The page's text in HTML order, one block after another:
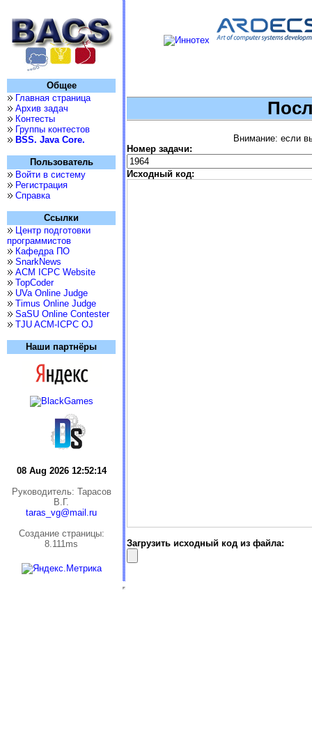
Общее
Главная страница
Архив задач
Контесты
Группы контестов
BSS. Java Core.
Пользователь
Войти в систему
Регистрация
Справка
Ссылки
Центр подготовки
программистов
Кафедра ПО
SnarkNews
ACM ICPC Website
TopCoder
UVa Online Judge
Timus Online Judge
SaSU Online Contester
TJU ACM-ICPC OJ
Наши партнёры
08 Aug 2026 12:52:15
Руководитель: Тарасов
В.Г.
taras_vg@mail.ru
Cоздание страницы:
8.111ms
Внимание: если
Номер задачи:
Исходный код:
Загрузить исходный код из файла: